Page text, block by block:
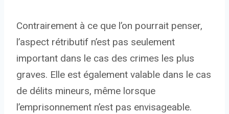
Contrairement à ce que l’on pourrait penser,
l’aspect rétributif n’est pas seulement
important dans le cas des crimes les plus
graves. Elle est également valable dans le cas
de délits mineurs, même lorsque
l’emprisonnement n’est pas envisageable.